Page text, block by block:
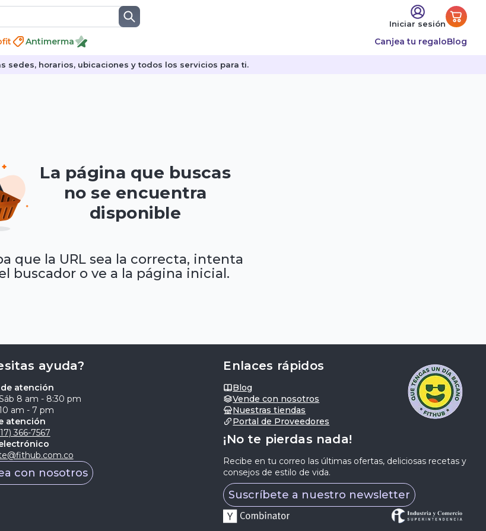
Iniciar sesión
Antimerma Canjea tu regaloBlog
sedes, horarios, ubicaciones y todos los servicios para ti.
La página que buscas
no se encuentra
disponible
que la URL sea la correcta, intenta
buscador o ve a la página inicial.
Enlaces rápidos
Blog
Vende con nosotros
Nuestras tiendas
Portal de Proveedores
¡No te pierdas nada!
Recibe en tu correo las últimas ofertas, deliciosas recetas y
consejos de estilo de vida.
Suscríbete a nuestro newsletter
ayuda?
atención
8 am - 8:30 pm
am - 7 pm
atención
366-7567
con nosotros